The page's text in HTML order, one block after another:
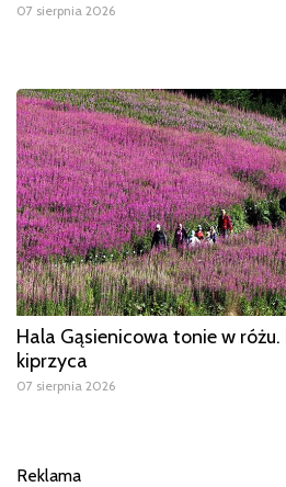
07 sierpnia 2026
Hala Gąsienicowa tonie w
kiprzyca
07 sierpnia 2026
Reklama